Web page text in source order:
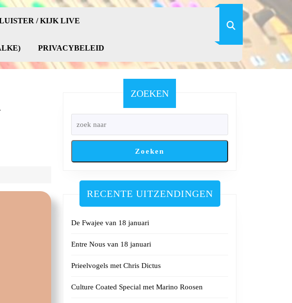
/ KIJK LIVE
PRIVACYBELEID
ZOEKEN
Zoeken
RECENTE UITZENDINGEN
De Fwajee van 18 januari
Entre Nous van 18 januari
Prieelvogels met Chris Dictus
Culture Coated Special met Marino Roosen